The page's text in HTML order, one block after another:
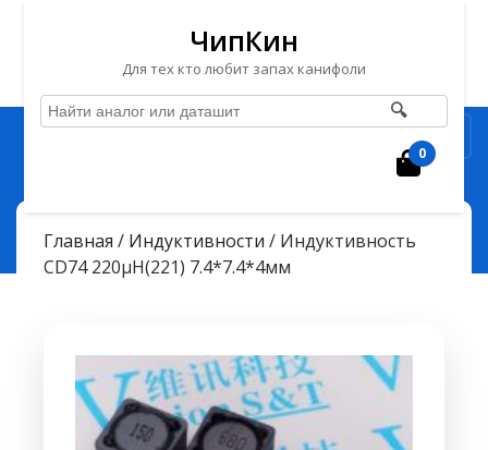
Перейти
ЧипКин
Для тех кто любит запах канифоли
🔍
0
ЧипКин
Индуктивность CD74 220µH(221) 7.4*7.4*4мм
Главная / Индуктивности / Индуктивность
CD74 220µH(221) 7.4*7.4*4мм